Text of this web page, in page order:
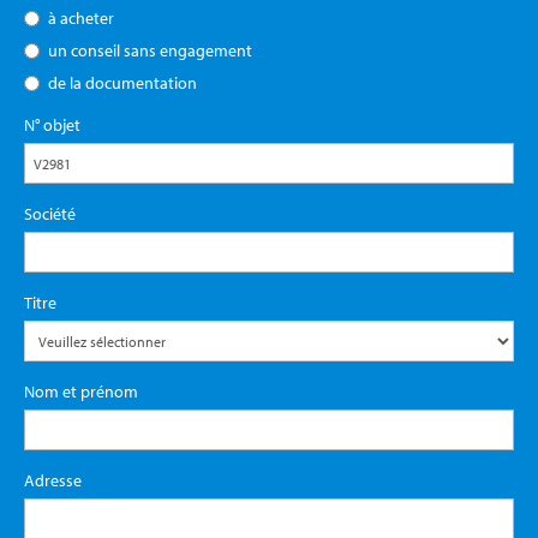
à acheter
un conseil sans engagement
de la documentation
N° objet
Société
Titre
Nom et prénom
Adresse